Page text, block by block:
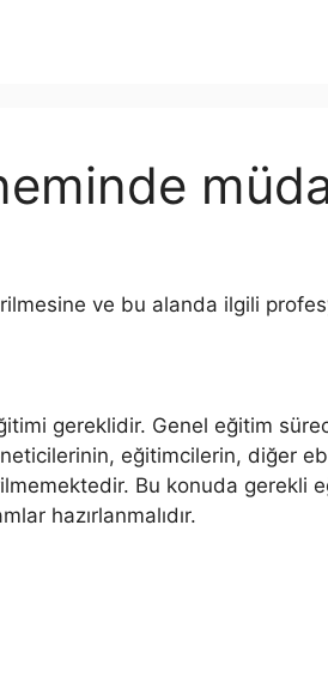
ve bu alanda ilgili
gereklidir. Genel eğitim
eğitimcilerin, diğer
Bu konuda gerekli
hazırlanmalıdır.